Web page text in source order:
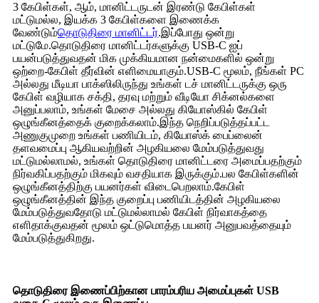
3 கேபிள்கள், ஆம், மானிட்டருடன் இரண்டு கேபிள்கள்
மட்டுமல்ல, இயக்க 3 கேபிள்களை இணைக்க
வேண்டும்தொடுதிரை மானிட்டர்.இப்போது ஒன்று
மட்டுமே.தொடுதிரை மானிட்டர்களுக்கு USB-C ஐப்
பயன்படுத்துவதன் மிக முக்கியமான நன்மைகளில் ஒன்று
ஒற்றை-கேபிள் தீர்வின் எளிமையாகும்.USB-C மூலம், நீங்கள் PC
அல்லது மீடியா பாக்ஸிலிருந்து உங்கள் டச் மானிட்டருக்கு ஒரு
கேபிள் வழியாக சக்தி, தரவு மற்றும் வீடியோ சிக்னல்களை
அனுப்பலாம், உங்கள் மேசை அல்லது கியோஸ்கில் கேபிள்
ஒழுங்கீனத்தைக் குறைக்கலாம்.இந்த நெறிப்படுத்தப்பட்ட
அணுகுமுறை உங்கள் பணியிடம், கியோஸ்க் பைப்லைன்
தளவமைப்பு ஆகியவற்றின் அழகியலை மேம்படுத்துவது
மட்டுமல்லாமல், உங்கள் தொடுதிரை மானிட்டரை அமைப்பதற்கும்
நிர்வகிப்பதற்கும் மிகவும் வசதியாக இருக்கும்.பல கேபிள்களின்
ஒழுங்கீனத்திற்கு பயனர்கள் விடைபெறலாம்.கேபிள்
ஒழுங்கீனத்தின் இந்த குறைப்பு பணியிடத்தின் அழகியலை
மேம்படுத்துவதோடு மட்டுமல்லாமல் கேபிள் நிர்வாகத்தை
எளிதாக்குவதன் மூலம் ஒட்டுமொத்த பயனர் அனுபவத்தையும்
மேம்படுத்துகிறது.
தொடுதிரை இணைப்பிற்கான பாரம்பரிய அமைப்புகள் USB